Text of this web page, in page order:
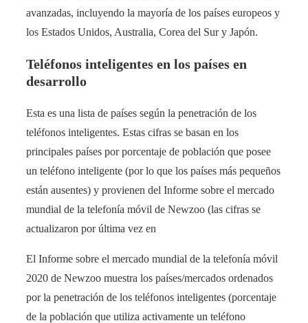
avanzadas, incluyendo la mayoría de los países europeos y
los Estados Unidos, Australia, Corea del Sur y Japón.
Teléfonos inteligentes en los países en
desarrollo
Esta es una lista de países según la penetración de los
teléfonos inteligentes. Estas cifras se basan en los
principales países por porcentaje de población que posee
un teléfono inteligente (por lo que los países más pequeños
están ausentes) y provienen del Informe sobre el mercado
mundial de la telefonía móvil de Newzoo (las cifras se
actualizaron por última vez en
El Informe sobre el mercado mundial de la telefonía móvil
2020 de Newzoo muestra los países/mercados ordenados
por la penetración de los teléfonos inteligentes (porcentaje
de la población que utiliza activamente un teléfono